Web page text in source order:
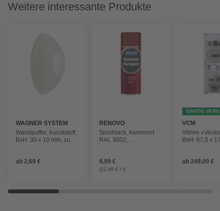
Weitere interessante Produkte
WAGNER SYSTEM
Wandpuffer, Kunststoff,
BxH: 30 x 10 mm, zum
ab 2,69 €
RENOVO
Sprühlack, karminrot
RAL 3002,
8,99 €
(22,48 € / l)
GRATIS
VCM
Vitrine
BxH: 67,5 x
ab249,00 €